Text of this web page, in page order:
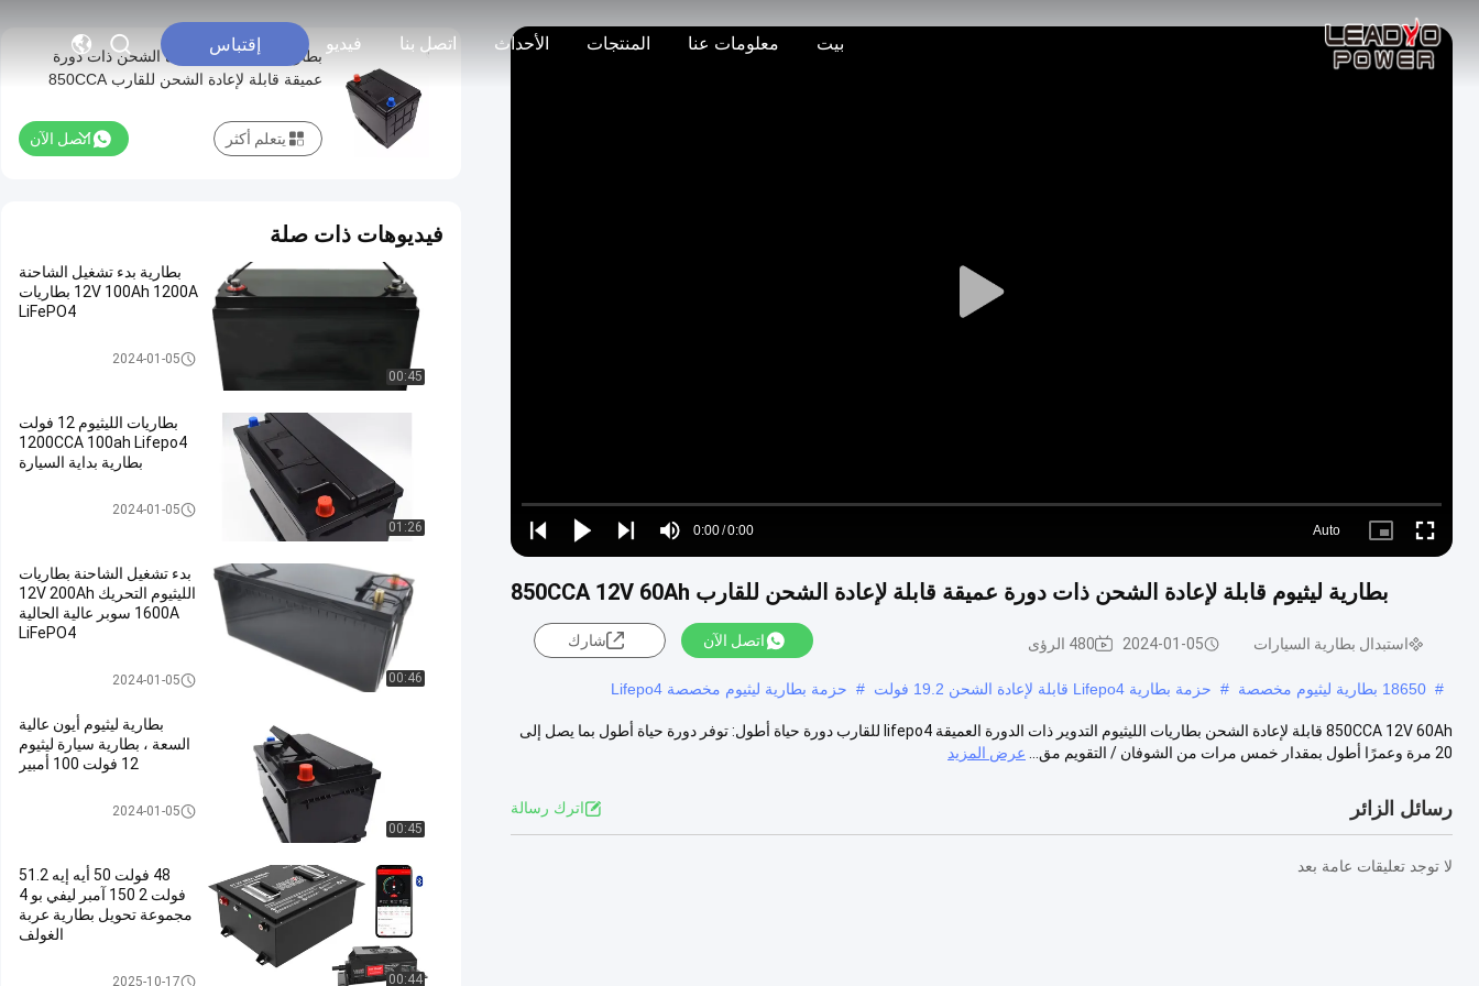
بيت معلومات عنا المنتجات الأحداث اتصل بنا فيديو إقتباس
Play
Play
Play
Play
Mute
Time
0:00/0:00
Loaded:
0%
Auto
Picture- Fullscreen
بطارية ليثيوم قابلة لإعادة الشحن ذات دورة عميقة قابلة لإعادة الشحن للقارب 850CCA 12V 60Ah
استبدال بطارية السيارات 2024-01-05 480 الرؤى اتصل الآن شارك
# 18650 بطارية ليثيوم مخصصة # حزمة بطارية Lifepo4 قابلة لإعادة الشحن 19.2 فولت # حزمة بطارية ليثيوم مخصصة Lifepo4
850CCA 12V 60Ah قابلة لإعادة الشحن بطاريات الليثيوم التدوير ذات الدورة العميقة lifepo4 للقارب دورة حياة أطول: توفر دورة حياة أطول بما يصل إلى
20 مرة وعمرًا أطول بمقدار خمس مرات من الشوفان / التقويم مق...
عرض المزيد
رسائل الزائر اترك رسالة
لا توجد تعليقات عامة بعد
بطارية ليثيوم قابلة لإعادة الشحن ذات دورة
عميقة قابلة لإعادة الشحن للقارب 850CCA
اتصل الآن يتعلم أكثر
فيديوهات ذات صلة
00:45
بطارية بدء تشغيل الشاحنة
12V 100Ah 1200A بطاريات
LiFePO4
استبدال بطارية السيارات
2024-01-05
01:26
بطاريات الليثيوم 12 فولت
1200CCA 100ah Lifepo4
بطارية بداية السيارة
استبدال بطارية السيارات
2024-01-05
00:46
بدء تشغيل الشاحنة بطاريات
الليثيوم التحريك 12V 200Ah
1600A سوبر عالية الحالية
LiFePO4
استبدال بطارية السيارات
2024-01-05
00:45
بطارية ليثيوم أيون عالية
السعة ، بطارية سيارة ليثيوم
12 فولت 100 أمبير
استبدال بطارية السيارات
2024-01-05
00:44
48 فولت 50 أيه إيه 51.2
فولت 2 150 آمبر ليفي بو 4
مجموعة تحويل بطارية عربة
الغولف
بطاريات عربة الجولف2025-10-17